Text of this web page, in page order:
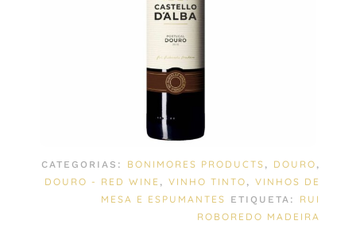
CATEGORIAS: BONIMORES PRODUCTS , DOURO ,
DOURO - RED WINE ,VINHO TINTO ,VINHOS DE
MESA E ESPUMANTES
ETIQUETA:
RUI
ROBOREDO MADEIRA